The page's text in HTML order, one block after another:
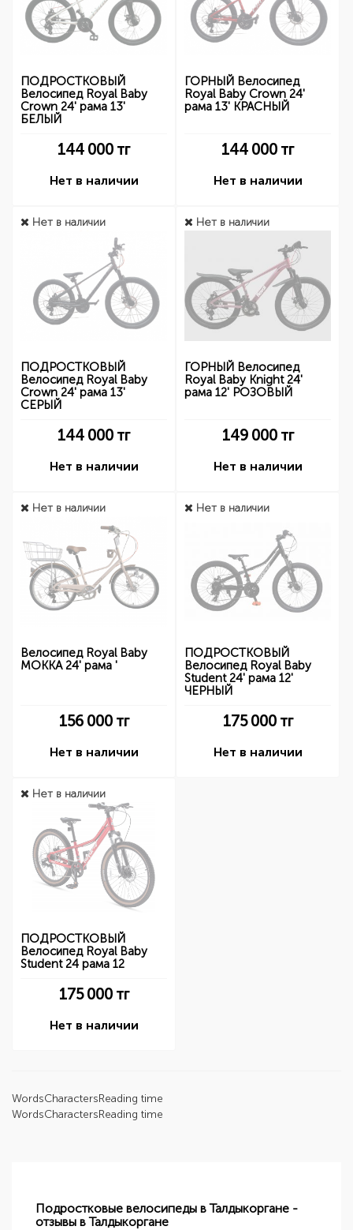
ПОДРОСТКОВЫЙ
Велосипед Royal Baby
Crown 24' рама 13'
БЕЛЫЙ
144 000 тг
Нет в наличии
ГОРНЫЙ Велосипед
Royal Baby Crown 24'
рама 13' КРАСНЫЙ
144 000 тг
Нет в наличии
Нет в наличии
ПОДРОСТКОВЫЙ
Велосипед Royal Baby
Crown 24' рама 13'
СЕРЫЙ
144 000 тг
Нет в наличии
Нет в наличии
ГОРНЫЙ Велосипед
Royal Baby Knight 24'
рама 12' РОЗОВЫЙ
149 000тг
Нет в наличии
Нет в наличии
Велосипед Royal Baby
MOKKA 24' рама '
156 000тг
Нет в наличии
Нет в наличии
ПОДРОСТКОВЫЙ
Велосипед Royal Baby
Student 24' рама 12'
ЧЕРНЫЙ
175 000тг
Нет в наличии
Нет в наличии
ПОДРОСТКОВЫЙ
Велосипед Royal Baby
Student 24 рама 12
175 000тг
Нет в наличии
WordsCharactersReading time
WordsCharactersReading time
Подростковые велосипеды в Талдыкоргане -
отзывы в Талдыкоргане